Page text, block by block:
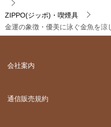
ZIPPO(ジッポ)・喫煙具
金運の象徴・優美に泳ぐ金魚を涼
会社案内
通信販売規約